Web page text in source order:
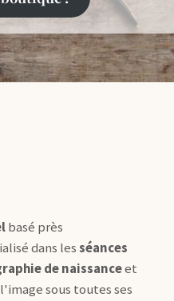
basé près
dans lesséances
de naissanceet
sous toutes ses